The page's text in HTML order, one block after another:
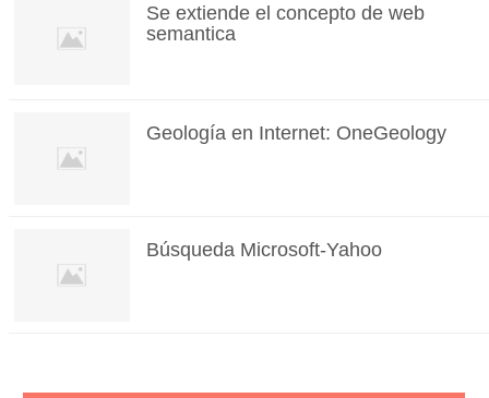
Se extiende el concepto de web
semantica
Geología en Internet: OneGeology
Búsqueda Microsoft-Yahoo